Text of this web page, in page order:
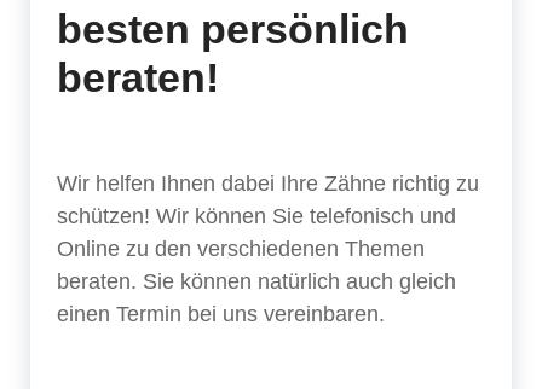
besten persönlich
beraten!
Wir helfen Ihnen dabei Ihre Zähne richtig zu
schützen! Wir können Sie telefonisch und
Online zu den verschiedenen Themen
beraten. Sie können natürlich auch gleich
einen Termin bei uns vereinbaren.